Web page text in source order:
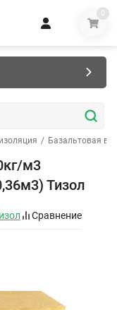
0
/ Базальтовая
м3
Тизол
Сравнение